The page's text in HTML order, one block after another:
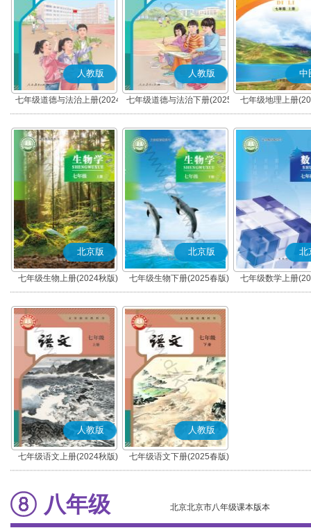
人教版
七年级道德与法治上册(2024
秋版)(部编版)
人教版
七年级道德与法治下册(2025
春版)(部编版)
中
七年级地理上册
(北京版)
北京版
七年级生物上册(2024秋版)
北京版
七年级生物下册(2025春版)
北
七年级数学上册
人教版
七年级语文上册(2024秋版)
(部编版)
人教版
七年级语文下册(2025春版)
(部编版)
八年级 北京北京市八年级课本版本